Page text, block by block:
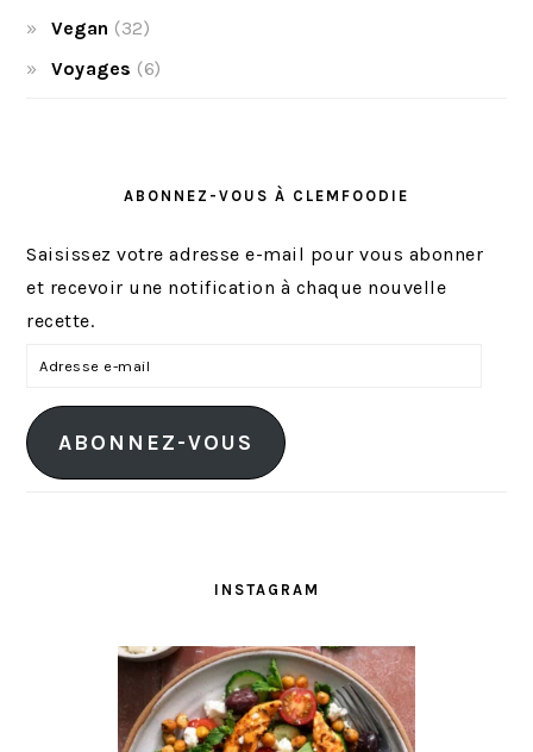
Vegan (32)
Voyages (6)
ABONNEZ-VOUS À CLEMFOODIE
Saisissez votre adresse e-mail pour vous abonner
et recevoir une notification à chaque nouvelle
recette.
r
e
ABONNEZ-VOUS
INSTAGRAM